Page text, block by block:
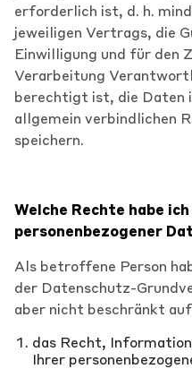
erforderlich ist, d. h.
jeweiligen Vertrags, die
Einwilligung und für den
Verarbeitung
berechtigt ist, die Daten
allgemein verbindlichen
speichern.
Welche Rechte habe
personenbezogener
Als betroffene Person
der Datenschutz-
aber nicht beschränkt
das Recht,
Ihrer